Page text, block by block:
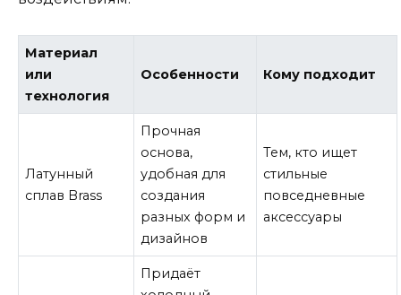
Материал
или
технология
Особенности Кому подходит
Латунный
сплав Brass
Прочная
основа,
удобная для
создания
разных форм и
дизайнов
Тем, кто ищет
стильные
повседневные
аксессуары
Придаёт